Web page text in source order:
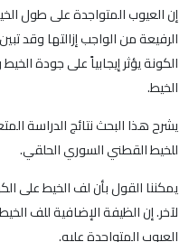
إن العيوب المتواجدة على طول
الرفيعة من الواجب إزالتها وقد
الكونة يؤثر إيجابياً على جودة
الخيط.
يشرح هذا البحث نتائج الدراسة
للخيط القطني السوري الحلقي.
يمكننا القول بأن لف الخيط على
لآخر. إن الظيفة الإضافية للف
العيوب المتواجدة عليه.